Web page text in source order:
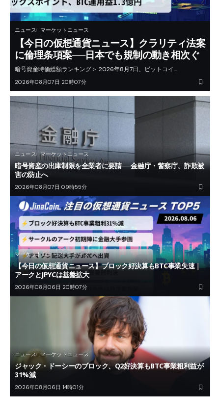
ニュース マーケットニュース
【今日の仮想通貨ニュース】クラリティ法案
に倫理条項案──日本でも規制の動き相次ぐ
暗号資産時価総額ランキング＞ 2026年8月7日、ビットコイ…
2026年08月07日 20時07分
ニュース マーケットニュース
暗号資産の出庫制限を全業者に要請──金融庁・警察庁、詐欺被
害の防止へ
2026年08月07日 09時55分
マーケットニュース ニュース
【今日の仮想通貨ニュース】ブロック好決算もBTC事業失速｜
アークとJPYCは基盤拡大
2026年08月06日 20時07分
ニュース マーケットニュース
ジャック・ドーシーのブロック、Q2好決算もBTC事業粗利益が
31%減
2026年08月06日 14時01分